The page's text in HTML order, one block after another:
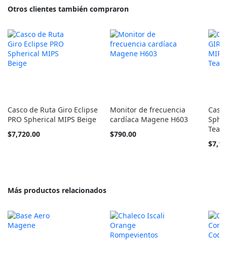
Otros clientes también compraron
Casco de Ruta Giro Eclipse
PRO Spherical MIPS Beige
$7,720.00
Monitor de frecuencia
cardíaca Magene H603
Tan
$790.00
Team
Tan
Más productos relacionados